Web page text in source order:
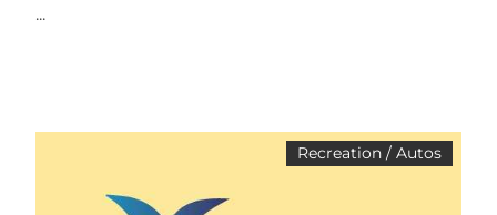
...
Recreation / Autos